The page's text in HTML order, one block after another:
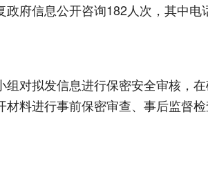
府信息公开咨询182人次，其中电
拟发信息进行保密安全审核，
料进行事前保密审查、事后监督